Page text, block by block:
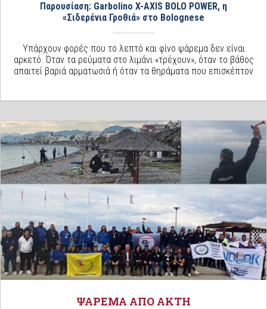
Παρουσίαση: Garbolino X-AXIS BOLO POWER, η
«Σιδερένια Γροθιά» στο Bolognese
Υπάρχουν φορές που το λεπτό και φίνο ψάρεμα δεν είναι
αρκετό. Όταν τα ρεύματα στο λιμάνι «τρέχουν», όταν το βάθος
απαιτεί βαριά αρματωσιά ή όταν τα θηράματα που επισκέπτον
ΨΑΡΕΜΑ ΑΠΟ ΑΚΤΗ